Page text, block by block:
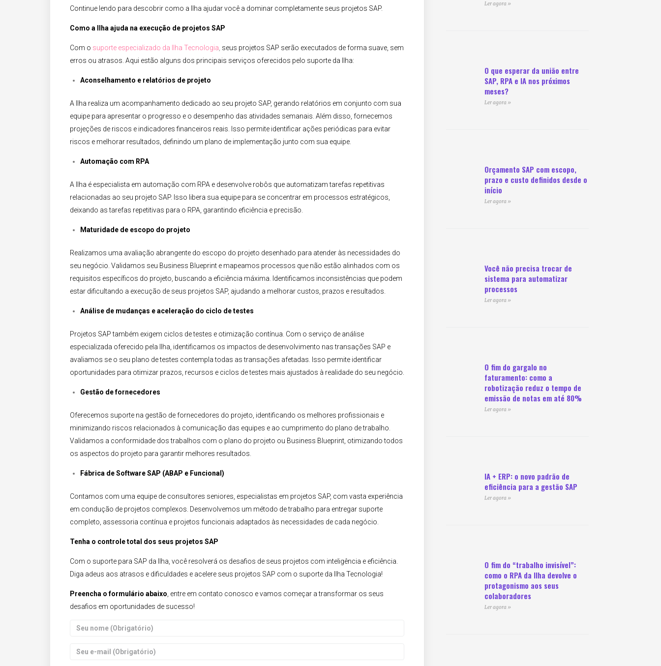
Continue lendo para descobrir como a Ilha ajudar você a dominar completamente seus projetos SAP.​
Como a Ilha ajuda na execução de projetos SAP​
Com o suporte especializado da Ilha Tecnologia seus projetos SAP serão executados de forma suave, sem
erros ou atrasos. Aqui estão alguns dos principais serviços oferecidos pelo suporte da Ilha:
Aconselhamento e relatórios de projeto​
A Ilha realiza um acompanhamento dedicado ao seu projeto SAP, gerando relatórios em conjunto com sua
equipe para apresentar o progresso e o desempenho das atividades semanais. Além disso, fornecemos
projeções de riscos e indicadores financeiros reais. Isso permite identificar ações periódicas para evitar
riscos e melhorar resultados, definindo um plano de implementação junto com sua equipe.​
Automação com RPA​
A Ilha é especialista em automação com RPA e desenvolve robôs que automatizam tarefas repetitivas
relacionadas ao seu projeto SAP. Isso libera sua equipe para se concentrar em processos estratégicos,
deixando as tarefas repetitivas para o RPA, garantindo eficiência e precisão.
Maturidade de escopo do projeto​
Realizamos uma avaliação abrangente do escopo do projeto desenhado para atender às necessidades do
seu negócio. Validamos seu Business Blueprint e mapeamos processos que não estão alinhados com os
requisitos específicos do projeto, buscando a eficiência máxima. Identificamos inconsistências que podem
estar dificultando a execução de seus projetos SAP, ajudando a melhorar custos, prazos e resultados.​
Análise de mudanças e aceleração do ciclo de testes​
Projetos SAP também exigem ciclos de testes e otimização contínua. Com o serviço de análise
especializada oferecido pela Ilha, identificamos os impactos de desenvolvimento nas transações SAP e
avaliamos se o seu plano de testes contempla todas as transações afetadas. Isso permite identificar
oportunidades para otimizar prazos, recursos e ciclos de testes mais ajustados à realidade do seu negócio.
Gestão de fornecedores​
Oferecemos suporte na gestão de fornecedores do projeto, identificando os melhores profissionais e
minimizando riscos relacionados à comunicação das equipes e ao cumprimento do plano de trabalho.
Validamos a conformidade dos trabalhos com o plano do projeto ou Business Blueprint, otimizando todos
os aspectos do projeto para garantir melhores resultados.​
Fábrica de Software SAP (ABAP e Funcional)​
Contamos com uma equipe de consultores seniores, especialistas em projetos SAP, com vasta experiência
em condução de projetos complexos. Desenvolvemos um método de trabalho para entregar suporte
completo, assessoria contínua e projetos funcionais adaptados às necessidades de cada negócio.​
Tenha o controle total dos seus projetos SAP​
Com o suporte para SAP da Ilha, você resolverá os desafios de seus projetos com inteligência e eficiência.
Diga adeus aos atrasos e dificuldades e acelere seus projetos SAP com o suporte da Ilha Tecnologia!
Preencha o formulário abaixo , entre em contato conosco e vamos começar a transformar os seus
desafios em oportunidades de sucesso!
Ler agora »
O que esperar da união entre
SAP, RPA e IA nos próximos
meses?
Ler agora »
Orçamento SAP com escopo,
prazo e custo definidos desde o
início
Ler agora »
Você não precisa trocar de
sistema para automatizar
processos
Ler agora »
O fim do gargalo no
faturamento: como a
robotização reduz o tempo de
emissão de notas em até 80%
Ler agora »
IA + ERP: o novo padrão de
eficiência para a gestão SAP
Ler agora »
O fim do “trabalho invisível”:
como o RPA da Ilha devolve o
protagonismo aos seus
colaboradores
Ler agora »